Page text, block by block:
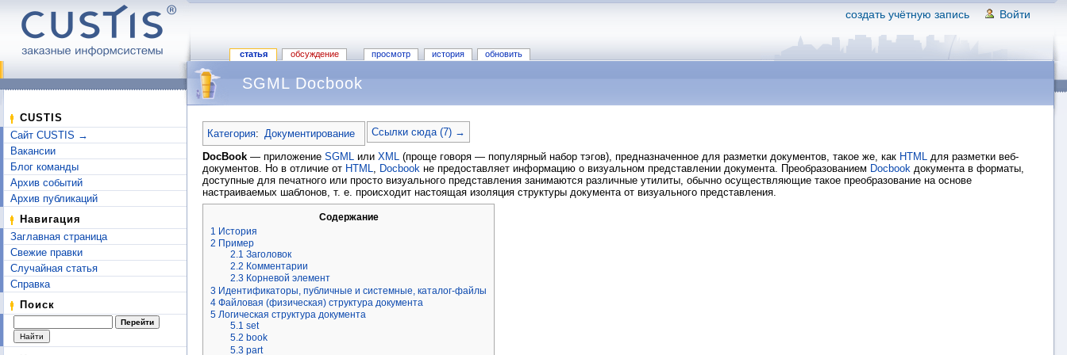
создать учётную запись Войти
статья обсуждение просмотр история обновить
CUSTIS
Сайт CUSTIS →
Вакансии
Блог команды
Архив событий
Архив публикаций
Навигация
Заглавная страница
Свежие правки
Случайная статья
Справка
Поиск
SGML Docbook
Категория: Документирование Ссылки сюда (7) →
DocBook — приложение SGML или XML (проще говоря — популярный набор тэгов), предназначенное для разметки документов, такое же, как HTML для разметки веб-
документов. Но в отличие от HTML, Docbook не предоставляет информацию о визуальном представлении документа. Преобразованием Docbook документа в форматы,
доступные для печатного или просто визуального представления занимаются различные утилиты, обычно осуществляющие такое преобразование на основе
настраиваемых шаблонов, т. е. происходит настоящая изоляция структуры документа от визуального представления.
Содержание
1 История
2 Пример
2.1 Заголовок
2.2 Комментарии
2.3 Корневой элемент
3 Идентификаторы, публичные и системные, каталог-файлы
4 Файловая (физическая) структура документа
5 Логическая структура документа
5.1 set
5.2 book
5.3 part